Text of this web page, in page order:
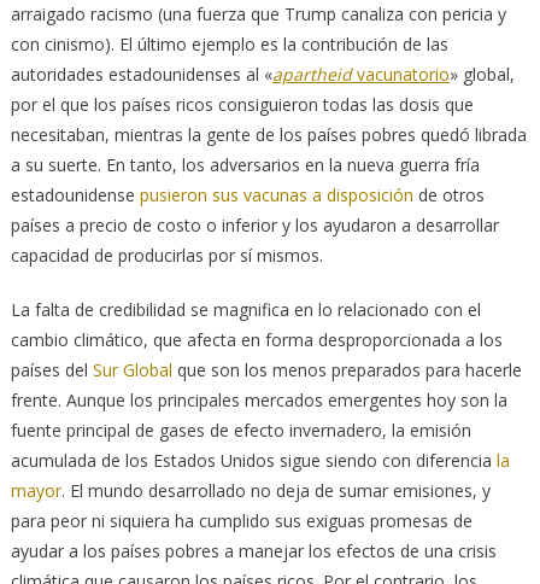
arraigado racismo (una fuerza que Trump canaliza con pericia y
con cinismo). El último ejemplo es la contribución de las
autoridades estadounidenses al «apartheidvacunatorio» global,
por el que los países ricos consiguieron todas las dosis que
necesitaban, mientras la gente de los países pobres quedó librada
a su suerte. En tanto, los adversarios en la nueva guerra fría
estadounidense pusieron sus vacunas a disposición de otros
países a precio de costo o inferior y los ayudaron a desarrollar
capacidad de producirlas por sí mismos.
La falta de credibilidad se magnifica en lo relacionado con el
cambio climático, que afecta en forma desproporcionada a los
países del Sur Global que son los menos preparados para hacerle
frente. Aunque los principales mercados emergentes hoy son la
fuente principal de gases de efecto invernadero, la emisión
acumulada de los Estados Unidos sigue siendo con diferencia la
mayor. El mundo desarrollado no deja de sumar emisiones, y
para peor ni siquiera ha cumplido sus exiguas promesas de
ayudar a los países pobres a manejar los efectos de una crisis